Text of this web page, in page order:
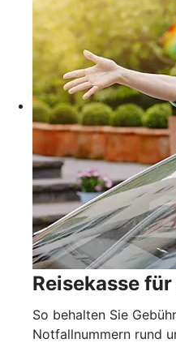
Reisekasse
So behalten Sie
Notfallnummern rund